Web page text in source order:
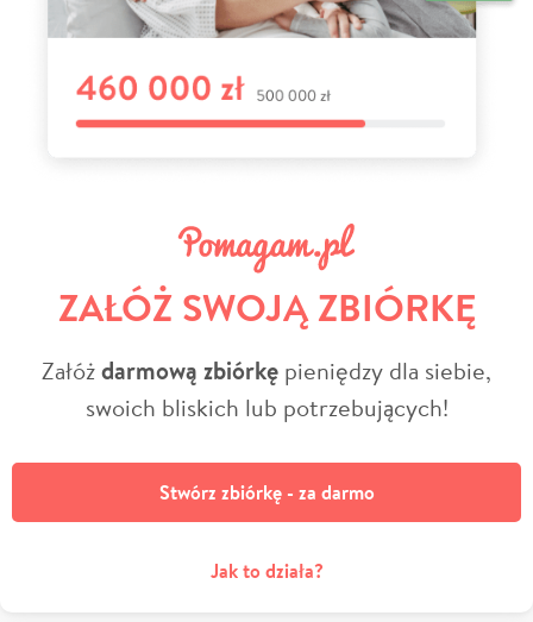
ZAŁÓŻ SWOJĄ ZBIÓRKĘ
Załóżdarmową zbiórkę pieniędzy dla siebie,
swoich bliskich lub potrzebujących!
Stwórz zbiórkę - za darmo
Jak to działa?